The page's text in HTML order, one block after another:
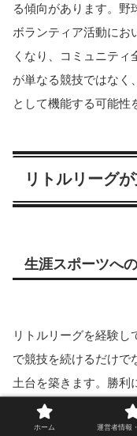
る傾向があります。野
ボランティア活動にお
くなり、コミュニテ
が単なる競技ではなく
として機能する可能性
リトルリーグ
生涯スポーツへ
リトルリーグを経験
で競技を続けるだけで
土台を築きます。勝利
球」「仲間と支え合
ことで、スポーツを
ホーム 運営者情報